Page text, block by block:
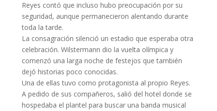
Reyes contó que incluso hubo preocupación por su
seguridad, aunque permanecieron alentando durante
toda la tarde.
La consagración silenció un estadio que esperaba otra
celebración. Wilstermann dio la vuelta olímpica y
comenzó una larga noche de festejos que también
dejó historias poco conocidas.
Una de ellas tuvo como protagonista al propio Reyes.
A pedido de sus compañeros, salió del hotel donde se
hospedaba el plantel para buscar una banda musical